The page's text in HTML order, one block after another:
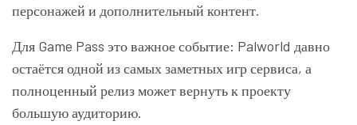
персонажей и дополнительный контент.
Для Game Pass это важное событие: Palworld давно
остаётся одной из самых заметных игр сервиса, а
полноценный релиз может вернуть к проекту
большую аудиторию.